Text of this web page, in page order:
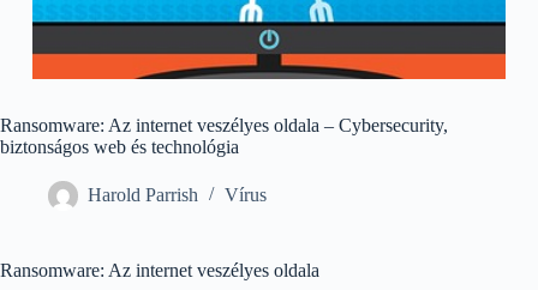
Ransomware: Az internet veszélyes oldala – Cybersecurity,
biztonságos web és technológia
Harold Parrish Vírus
Ransomware: Az internet veszélyes oldala